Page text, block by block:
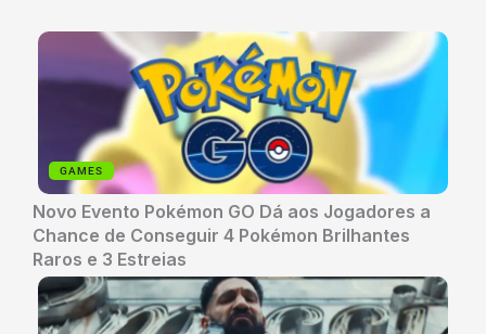
GAMES
Novo Evento Pokémon GO Dá aos Jogadores a
Chance de Conseguir 4 Pokémon Brilhantes
Raros e 3 Estreias